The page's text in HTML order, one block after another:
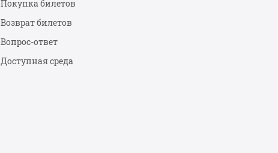
Покупка билетов
Возврат билетов
Вопрос-ответ
Доступная среда